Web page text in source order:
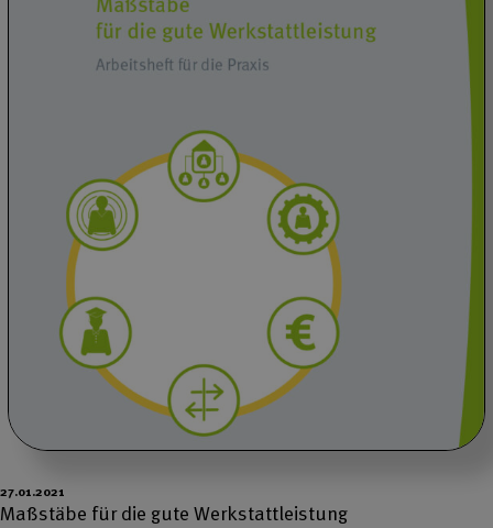
27.01.2021
Maßstäbe für die gute Werkstattleistung